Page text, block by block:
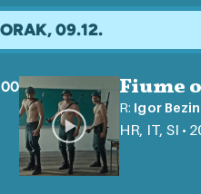
09.12.
Fiume
R: Igor
HR, IT, SI •